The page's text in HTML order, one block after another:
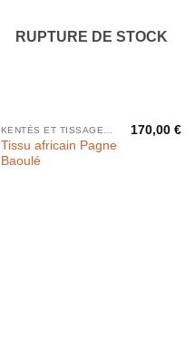
RUPTURE DE STOCK
Tissu africain Pagne
Baoulé
170,00€